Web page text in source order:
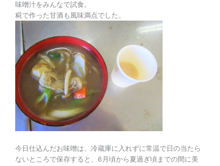
味噌汁をみんなで試食。
糀で作った甘酒も風味満点でした。
今日仕込んだお味噌は、冷蔵庫に入れずに常温で日の当たら
ないところで保存すると、6月頃から夏過ぎ頃までの間に美